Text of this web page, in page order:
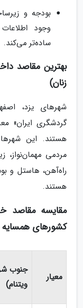
بودجه و
وجود اطلاعات
ساده‌تر می‌کند.
بهترین مقاصد
زنان)
شهرهای یزد،
گردشگری ایران»
هستند. این
مردمی
راه‌آهن، هاستل و
هستند.
مقایسه مقاصد
کشورهای همسایه
معیار
جنوب
ویتنام)